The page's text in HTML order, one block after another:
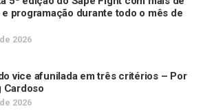
programação durante todo o mês de
2026
vice afunilada em três critérios – Por
Cardoso
2026